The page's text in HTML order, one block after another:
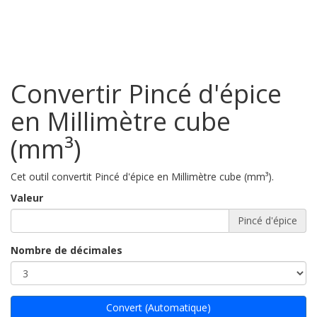
Convertir Pincé d'épice
en Millimètre cube
(mm³)
Cet outil convertit Pincé d'épice en Millimètre cube (mm³).
Valeur
Pincé d'épice
Nombre de décimales
Convert (Automatique)